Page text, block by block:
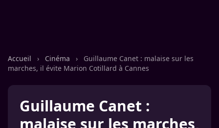
Accueil › Cinéma ›
Guillaume Canet : malaise sur les
marches, il évite Marion Cotillard à Cannes
Guillaume Canet :
malaise sur les marches,